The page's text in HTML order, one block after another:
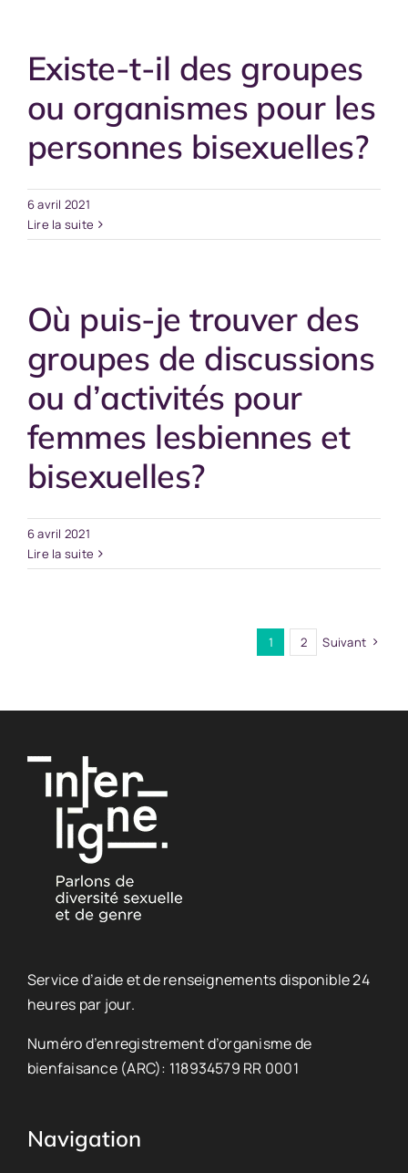
Existe-t-il des groupes
ou organismes pour les
personnes bisexuelles?
6 avril 2021
Lire la suite
Où puis-je trouver des
groupes de discussions
ou d’activités pour
femmes lesbiennes et
bisexuelles?
6 avril 2021
Lire la suite
1 2 Suivant
Service d’aide et de renseignements disponible 24
heures par jour.
Numéro d’enregistrement d’organisme de
bienfaisance (ARC): 118934579 RR 0001
Navigation